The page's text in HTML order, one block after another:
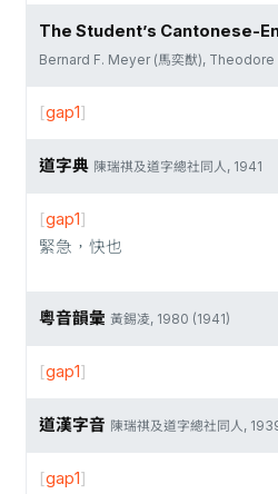
The Student’s Cantonese-
Bernard F. Meyer (馬奕猷),
[gap1]
道字典 陳瑞祺及道字總社同人, 1941
[gap1]
緊急，快也
粵音韻彙 黃錫凌, 1980 (1941)
[gap1]
道漢字音 陳瑞祺及道字總社同人,
[gap1]